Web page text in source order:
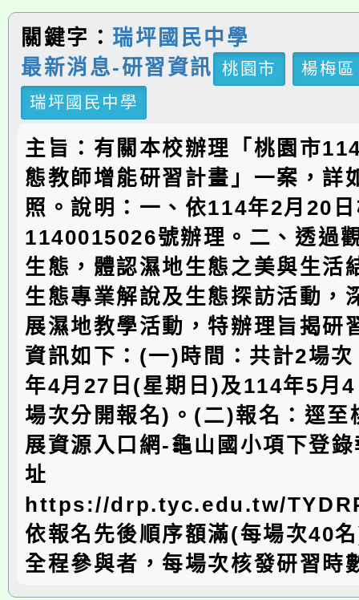
關鍵字： 瑞坪國民中學
最新消息-研習資訊
桃園市
楊梅區
瑞坪國民中學
主旨：有關本校辦理「桃園市
態教師增能研習計畫」一案，詳
照。說明：一、依114年2月20
1140015026號辦理。二、透過
生態，體認濕地生態之美與生活
生態專業解說及生態探訪活動，
展濕地教學活動，特辦理旨揭研
資訊如下：(一)時間：共計2場
年4月27日(星期日)及114年5月
場次分開報名)。(二)報名：逕至
展資源入口網-龜山國小項下登
址
https://drp.tyc.edu.tw/
依報名先後順序額滿(每場次40
全程參與者，每場次核發研習時